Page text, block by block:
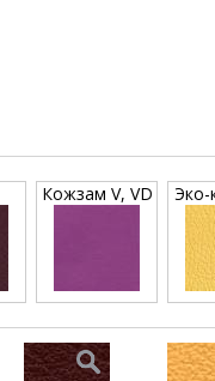
Кожзам V, VD Эко-